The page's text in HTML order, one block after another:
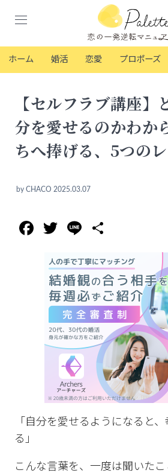
ホーム 婚活 恋愛 プロポーズ
【セルフラブ講座】
分を愛せるのかわか
ちへ捧げる、5つの
by CHACO 2025.03.07
Facebook
Twitter
Line
「自分を愛せるようになると、
る」
こんな言葉を、一度は聞いたこ